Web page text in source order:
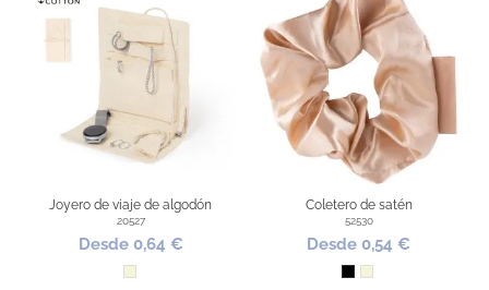
Joyero de viaje de algodón
20527
Desde 0,64 €
Beige
Coletero de satén
52530
Desde 0,54 €
NegroBeige